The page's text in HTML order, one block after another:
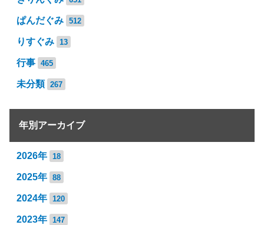
ぱんだぐみ 512
りすぐみ 13
行事 465
未分類 267
年別アーカイブ
2026年 18
2025年 88
2024年 120
2023年 147